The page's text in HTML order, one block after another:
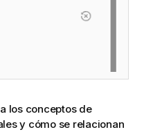
los conceptos de
y cómo se relacionan